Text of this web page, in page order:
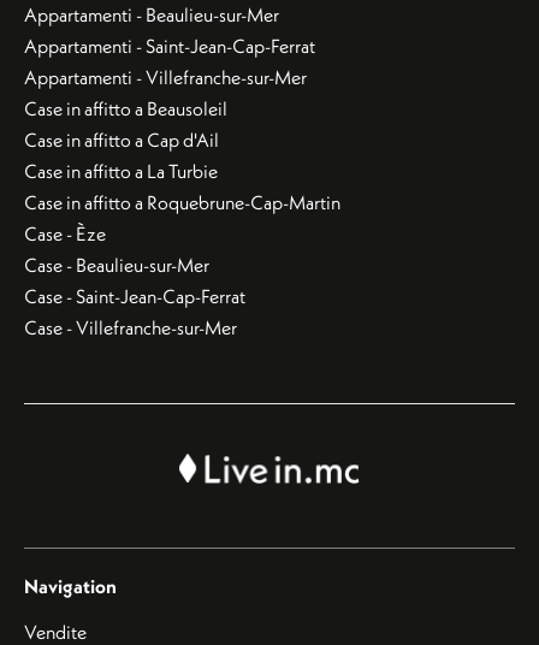
Appartamenti - Beaulieu-sur-Mer
Appartamenti - Saint-Jean-Cap-Ferrat
Appartamenti - Villefranche-sur-Mer
Case in affitto a Beausoleil
Case in affitto a Cap d'Ail
Case in affitto a La Turbie
Case in affitto a Roquebrune-Cap-Martin
Case - Èze
Case - Beaulieu-sur-Mer
Case - Saint-Jean-Cap-Ferrat
Case - Villefranche-sur-Mer
Navigation
Vendite